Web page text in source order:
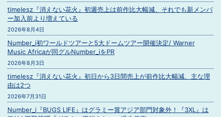
timelesz『消えない花火』初週売上は前作比大幅減、それでも新メンバ
ー加入前より増えている
2026年8月4日
Number_i初ワールドツアーと5大ドームツアー開催決定/ Warner
Music Africaが同グルNumber_iをPR
2026年8月3日
timelesz『消えない花火』初日から3日間売上が前作比大幅減、主な理
由は2つ
2026年7月31日
Number_i『BUGS LIFE』はグラミー賞アジア部門対象外！『3XL』は